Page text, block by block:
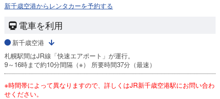
新千歳空港からレンタカーを予約する
電車を利用
新千歳空港
札幌駅間はJR線「快速エアポート」が運行。
9～16時まで約10分間隔（※） 所要時間37分（最速）
※時間帯によって異なりますので、詳しくはJR新千歳空港駅にお問い合わ
せください。